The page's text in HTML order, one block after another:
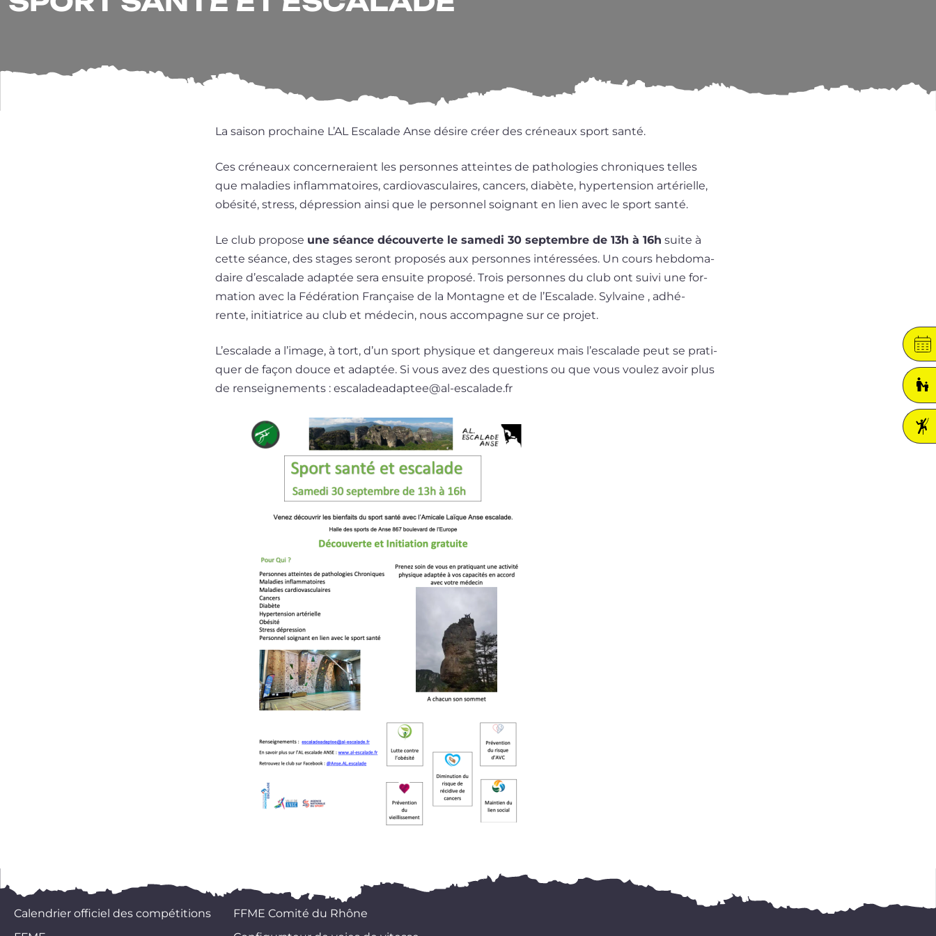
La sai­son pro­chaine L’AL Escalade Anse désire créer des cré­neaux sport santé.
Ces cré­neaux concer­ne­raient les per­sonnes atteintes de patho­lo­gies chro­niques telles
que mala­dies inflam­ma­toires, car­dio­vas­cu­laires, can­cers, dia­bète, hyper­ten­sion arté­rielle,
obé­si­té, stress, dépres­sion ain­si que le per­son­nel soi­gnant en lien avec le sport santé.
Le club pro­pose une séance décou­verte le same­di 30 sep­tembre de 13h à 16h suite à
cette séance, des stages seront pro­po­sés aux per­sonnes inté­res­sées. Un cours heb­do­ma­
daire d’escalade adap­tée sera ensuite pro­po­sé. Trois per­sonnes du club ont sui­vi une for­
ma­tion avec la Fédération Française de la Montagne et de l’Escalade. Sylvaine , adhé­
rente, ini­tia­trice au club et méde­cin, nous accom­pagne sur ce projet.
L’escalade a l’image, à tort, d’un sport phy­sique et dan­ge­reux mais l’escalade peut se pra­ti­
quer de façon douce et adap­tée. Si vous avez des ques­tions ou que vous vou­lez avoir plus
de ren­sei­gne­ments : escaladeadaptee@​al-​escalade.​fr
Calendrier officiel des compétitions
FFME Comité du Rhône